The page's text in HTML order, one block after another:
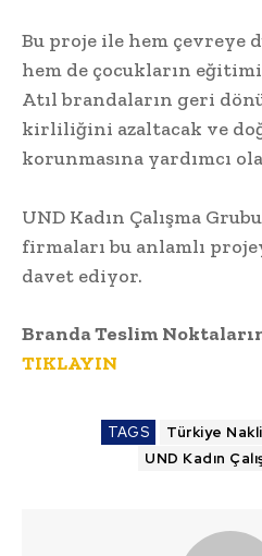
Bu proje ile hem çevreye
hem de çocukların
Atıl brandaların geri
kirliliğini azaltacak ve
korunmasına yardımcı
UND Kadın Çalışma
firmaları bu anlamlı
davet ediyor.
Branda Teslim
TIKLAYIN
TAGS
Türkiye
UND Kadın